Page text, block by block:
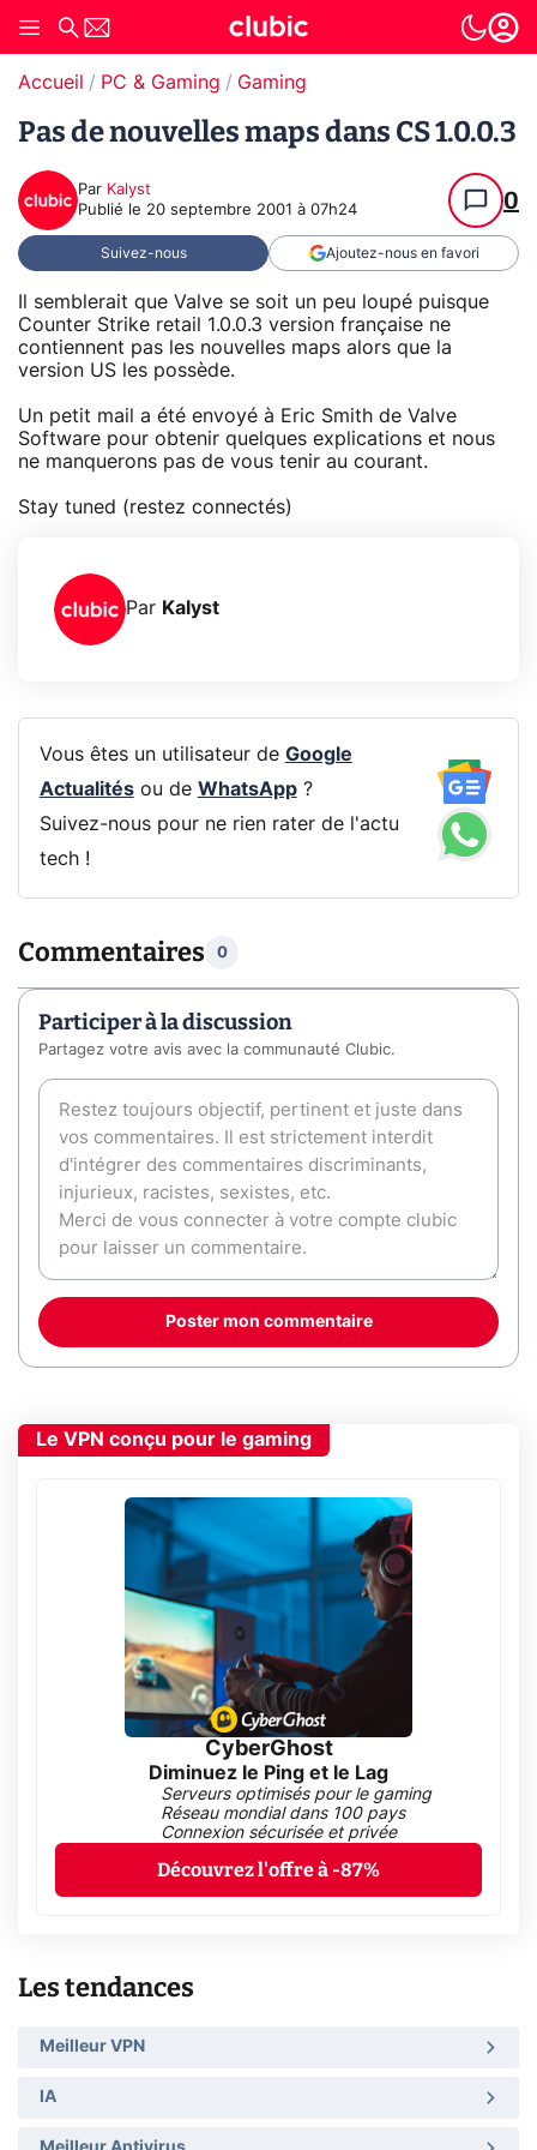
Accueil PC & Gaming Gaming
Pas de nouvelles maps dans CS 1.0.0.3
Par Kalyst
Publié le 20 septembre 2001 à 07h24 0
Suivez-nous Ajoutez-nous en favori
Il semblerait que Valve se soit un peu loupé puisque
Counter Strike retail 1.0.0.3 version française ne
contiennent pas les nouvelles maps alors que la
version US les possède.
Un petit mail a été envoyé à Eric Smith de Valve
Software pour obtenir quelques explications et nous
ne manquerons pas de vous tenir au courant.
Stay tuned (restez connectés)
Par Kalyst
Vous êtes un utilisateur de Google
Actualitésou de WhatsApp?
Suivez-nous pour ne rien rater de l'actu
tech !
Commentaires 0
Participer à la discussion
Partagez votre avis avec la communauté Clubic.
Poster mon commentaire
Le VPN conçu pour le gaming
CyberGhost
Diminuez le Ping et le Lag
Serveurs optimisés pour le gaming
Réseau mondial dans 100 pays
Connexion sécurisée et privée
Découvrez l'offre à -87%
Les tendances
Meilleur VPN
IA